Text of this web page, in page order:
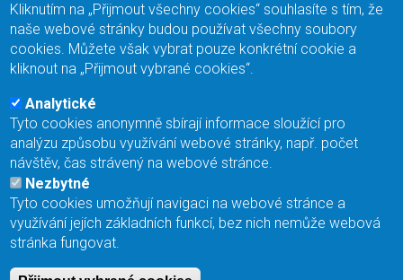
Bottom
Menu
Contacts
Oddělení
Centra
Ph.D studia
Kariéra
Eduroam
Kontaktní adresa
Napište nám
Facebook
Vnitřní oznamovací systém
input
Bottom
Přihlásit se
Kliknutím na „Přijmout všechny cookies“ souhlasíte s tím, že
naše webové stránky budou používat všechny soubory
cookies. Můžete však vybrat pouze konkrétní cookie a
kliknout na „Přijmout vybrané cookies“.
Analytické
Tyto cookies anonymně sbírají informace sloužící pro
analýzu způsobu využívání webové stránky, např. počet
návštěv, čas strávený na webové stránce.
Nezbytné
Tyto cookies umožňují navigaci na webové stránce a
využívání jejích základních funkcí, bez nich nemůže webová
stránka fungovat.